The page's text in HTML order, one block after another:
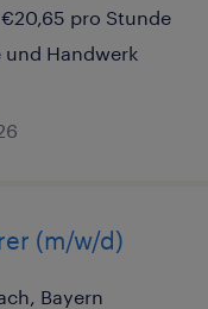
pro Stunde
und Handwerk
(m/w/d)
Bayern